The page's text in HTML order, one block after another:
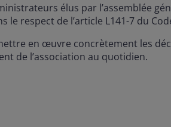
élus par l’assemblée
le respect de l’article L141-7 du
en œuvre concrètement les
de l’association au quotidien.